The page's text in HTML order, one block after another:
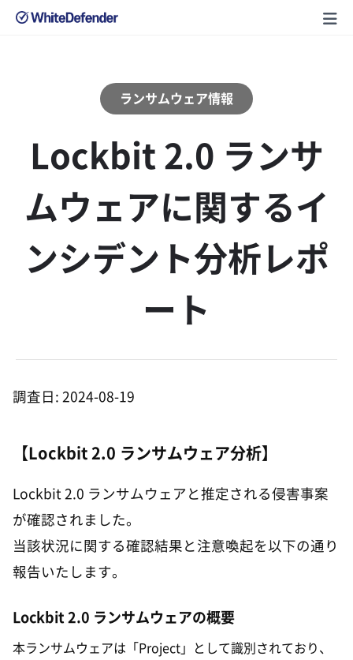
ランサムウェア情報
Lockbit 2.0 ランサ
ムウェアに関するイ
ンシデント分析レポ
ート
調査日: 2024-08-19
【Lockbit 2.0 ランサムウェア分析】
Lockbit 2.0 ランサムウェアと推定される侵害事案
が確認されました。
当該状況に関する確認結果と注意喚起を以下の通り
報告いたします。
Lockbit 2.0 ランサムウェアの概要
本ランサムウェアは「Project」として識別されており、